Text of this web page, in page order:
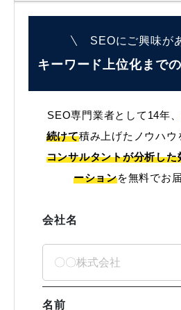
SEOにご興味が
キーワード上位化までの
SEO専門業者として14年、
続けて積み上げたノウハウ
コンサルタントが分析し
ーションを無料でお
会社名
名前